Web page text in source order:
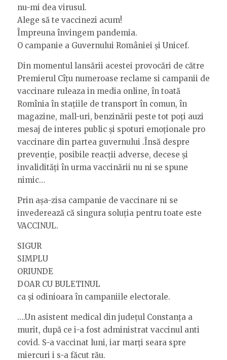
nu-mi dea virusul.
Alege să te vaccinezi acum!
Împreuna învingem pandemia.
O campanie a Guvernului României și Unicef.
Din momentul lansării acestei provocări de către
Premierul Cîțu numeroase reclame si campanii de
vaccinare ruleaza in media online, în toată
Romînia în stațiile de transport în comun, în
magazine, mall-uri, benzinării peste tot poți auzi
mesaj de interes public și spoturi emoționale pro
vaccinare din partea guvernului .Însă despre
prevenție, posibile reacții adverse, decese și
invalidități în urma vaccinării nu ni se spune
nimic…
Prin așa-zisa campanie de vaccinare ni se
invederează că singura soluția pentru toate este
VACCINUL.
SIGUR
SIMPLU
ORIUNDE
DOAR CU BULETINUL
ca și odinioara în campaniile electorale.
….Un asistent medical din județul Constanța a
murit, după ce i-a fost administrat vaccinul anti
covid. S-a vaccinat luni, iar marți seara spre
miercuri i s-a făcut rău.